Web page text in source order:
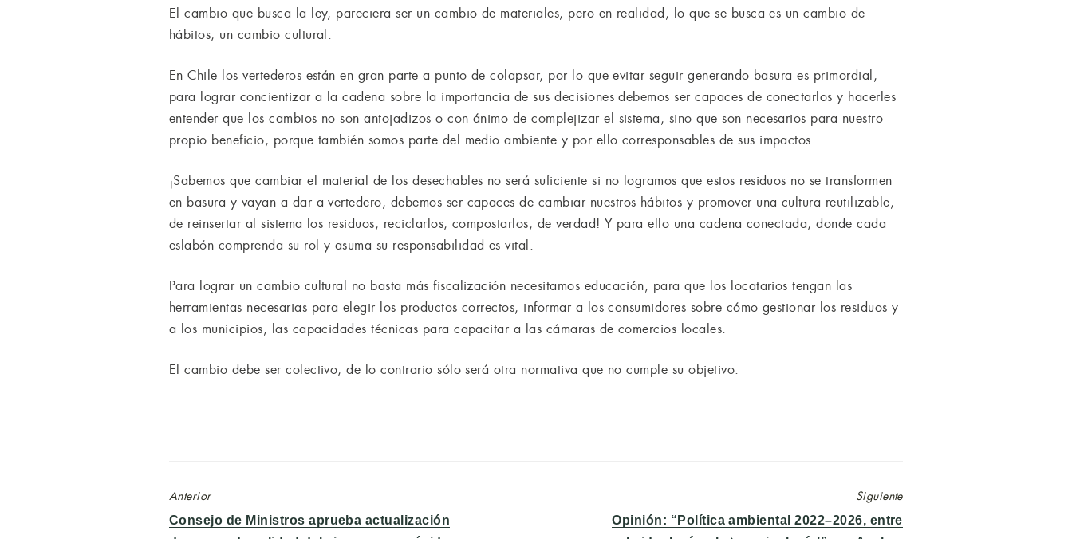
El cambio que busca la ley, pareciera ser un cambio de materiales, pero en realidad, lo que se busca es un cambio de
hábitos, un cambio cultural.
En Chile los vertederos están en gran parte a punto de colapsar, por lo que evitar seguir generando basura es primordial,
para lograr concientizar a la cadena sobre la importancia de sus decisiones debemos ser capaces de conectarlos y hacerles
entender que los cambios no son antojadizos o con ánimo de complejizar el sistema, sino que son necesarios para nuestro
propio beneficio, porque también somos parte del medio ambiente y por ello corresponsables de sus impactos.
¡Sabemos que cambiar el material de los desechables no será suficiente si no logramos que estos residuos no se transformen
en basura y vayan a dar a vertedero, debemos ser capaces de cambiar nuestros hábitos y promover una cultura reutilizable,
de reinsertar al sistema los residuos, reciclarlos, compostarlos, de verdad! Y para ello una cadena conectada, donde cada
eslabón comprenda su rol y asuma su responsabilidad es vital.
Para lograr un cambio cultural no basta más fiscalización necesitamos educación, para que los locatarios tengan las
herramientas necesarias para elegir los productos correctos, informar a los consumidores sobre cómo gestionar los residuos y
a los municipios, las capacidades técnicas para capacitar a las cámaras de comercios locales.
El cambio debe ser colectivo, de lo contrario sólo será otra normativa que no cumple su objetivo.
Anterior
Entrada
Consejo de Ministros aprueba actualización
Siguiente
Entrada
Opinión: “Política ambiental 2022–2026, entre